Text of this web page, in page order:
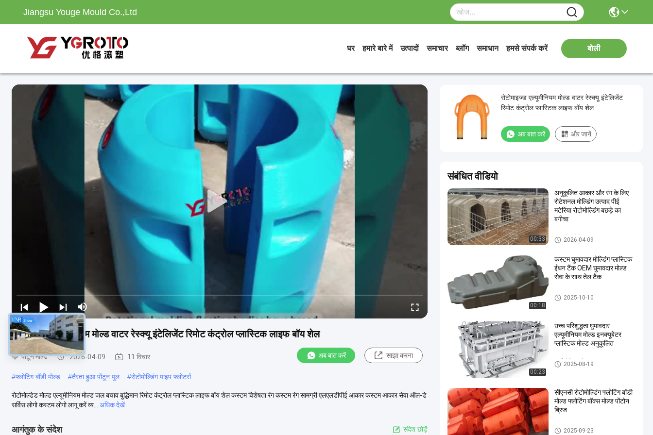
Jiangsu Youge Mould Co.,Ltd
घर हमारे बारे में उत्पादों समाचार ब्लॉग समाधान हमसे संपर्क करें बोली
रोटोमाइज्ड एल्यूमीनियम मोल्ड वाटर रेस्क्यू इंटेलिजेंट रिमोट कंट्रोल प्लास्टिक लाइफ बॉय शेल
पोंटून मोल्ड 2026-04-09 11 विचार अब बात करें साझा करना
#फ्लोटिंग बॉडी मोल्ड #तैरता हुआ पोंटून पुल #रोटोमोल्डिंग पाइप फ्लोटर्स
रोटोमोल्डेड मोल्ड एल्यूमीनियम मोल्ड जल बचाव बुद्धिमान रिमोट कंट्रोल प्लास्टिक लाइफ बॉय शेल कस्टम विशेषता रंग कस्टम रंग सामग्री एलएलडीपीई आकार कस्टम आकार सेवा ऑल-डे
सर्विस लोगो कस्टम लोगो लागू करें व्य...
अधिक देखें
आगंतुक के संदेश संदेश छोड़ें
रोटोमाइज्ड एल्यूमीनियम मोल्ड वाटर रेस्क्यू इंटेलिजेंट
रिमोट कंट्रोल प्लास्टिक लाइफ बॉय शेल
अब बात करें और जानें
संबंधित वीडियो
00:33
अनुकूलित आकार और रंग के लिए
रोटेशनल मोल्डिंग उत्पाद पीई
मटेरिया रोटोमोल्डिंग बछड़े का
बगीचा
घुमावदार मोल्डिंग उत्पाद
2026-04-09
00:18
कस्टम घुमावदार मोल्डिंग प्लास्टिक
ईंधन टैंक OEM घुमावदार मोल्ड
सेवा के साथ तेल टैंक
कस्टम प्लास्टिक ईंधन टैंक मोल्ड
2025-10-10
00:23
उच्च परिशुद्धता घुमावदार
एल्यूमीनियम मोल्ड इनक्यूबेटर
प्लास्टिक मोल्ड अनुकूलित
घूर्णी मोल्डिंग मोल्ड
2025-08-19
सीएनसी रोटोमोल्डिंग फ्लोटिंग बॉडी
मोल्ड फ्लोटिंग बॉक्स मोल्ड पोंटोन
ब्रिज
पोंटून मोल्ड
2025-09-23